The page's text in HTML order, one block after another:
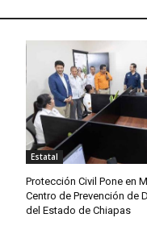
Estatal
Protección Civil Pone en
Centro de Prevención de
del Estado de Chiapas